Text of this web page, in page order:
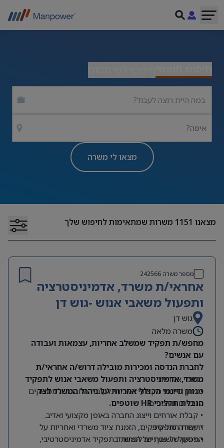
איפה?
מצאו לי משרה
מצאנו 1151 משרות שמתאימות לחיפוש שלך
מספר משרה242566
אחראי/ת משרד, אדמיניסטרציה
ותפעול משאבי אנוש -גוש דן
גוש דן
משרה מלאה
מחפש/ת תפקיד שמשלב אחריות, עצמאות ועבודה
עם אנשים?
לחברת הנדסה ומכירות מובילה דרוש/ה אחראי/ת
משרד, אדמיניסטרציה ותפעול משאבי אנוש לתפקיד
מגוון ודינמי הכולל אחריות על ניהול המשרד לצד
הובלת תהליכי HR שוטפים.
תחומי אחריות:
• מתן שירות מקצועי ואיכותי לעובדי החברה ולממשקים
פנימיים וחיצוניים.
• קבלת אורחים וייצוג החברה באופן מקצועי ואדיב.
• עבודה מול ספקים, הזמנת ציוד משרדי ואחריות על
התפעול השוטף של המשרד.
דרישות התפקיד:
• ניסיון של שנתיים לפחות בתפקיד אדמיניסטרטיבי,